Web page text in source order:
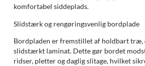
komfortabel siddeplads.
Slidstærk og rengøringsvenlig bordplade
Bordpladen er fremstillet af holdbart træ,
slidstærkt laminat. Dette gør bordet
ridser, pletter og daglig slitage, hvilket